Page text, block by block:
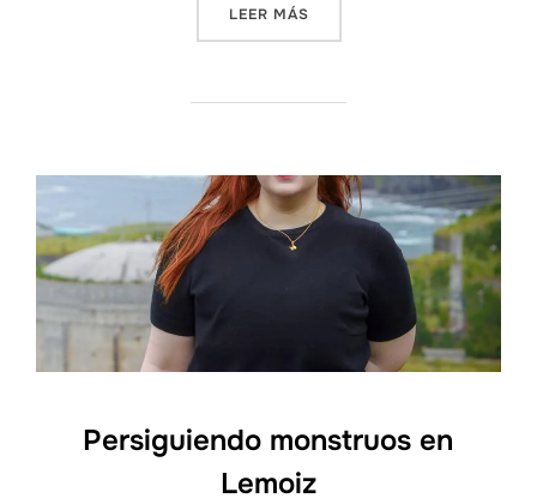
LEER MÁS
Persiguiendo monstruos en
Lemoiz